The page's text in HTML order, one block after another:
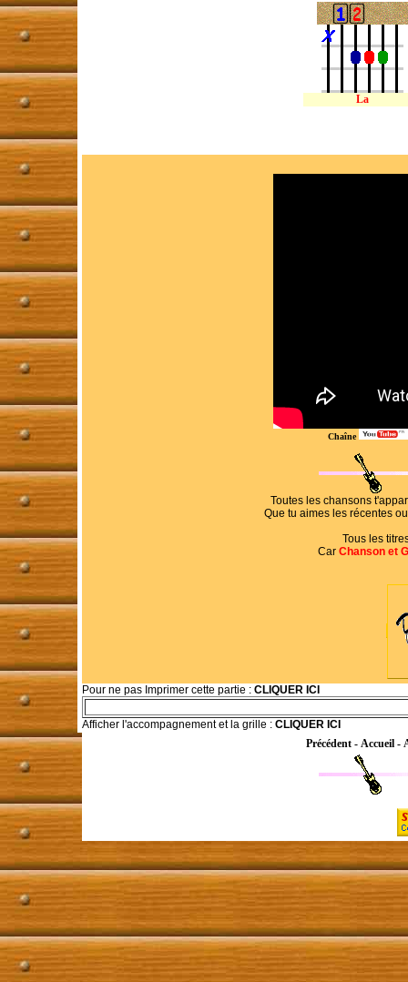
La
Chaîne
Toutes les chansons
Que tu aimes les récentes
Tous les
Car Chanson et
Pour ne pas Imprimer cette partie : CLIQUER ICI
Afficher l'accompagnement et la grille : CLIQUER ICI
Précédent - Accueil -